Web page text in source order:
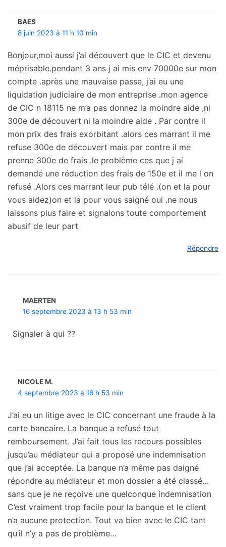
BAES
8 juin 2023 à 11 h 10 min
Bonjour,moi aussi j’ai découvert que le CIC et devenu
méprisable.pendant 3 ans j ai mis env 70000e sur mon
compte .après une mauvaise passe, j’ai eu une
liquidation judiciaire de mon entreprise .mon agence
de CIC n 18115 ne m’a pas donnez la moindre aide ,ni
300e de découvert ni la moindre aide . Par contre il
mon prix des frais exorbitant .alors ces marrant il me
refuse 300e de découvert mais par contre il me
prenne 300e de frais .le problème ces que j ai
demandé une réduction des frais de 150e et il me l on
refusé .Alors ces marrant leur pub télé .(on et la pour
vous aidez)on et la pour vous saigné oui .ne nous
laissons plus faire et signalons toute comportement
abusif de leur part
Répondre
MAERTEN
16 septembre 2023 à 13 h 53 min
Signaler à qui ??
NICOLE M.
4 septembre 2023 à 16 h 53 min
J’ai eu un litige avec le CIC concernant une fraude à la
carte bancaire. La banque a refusé tout
remboursement. J’ai fait tous les recours possibles
jusqu’au médiateur qui a proposé une indemnisation
que j’ai acceptée. La banque n’a même pas daigné
répondre au médiateur et mon dossier a été classé…
sans que je ne reçoive une quelconque indemnisation
C’est vraiment trop facile pour la banque et le client
n’a aucune protection. Tout va bien avec le CIC tant
qu’il n’y a pas de problème…